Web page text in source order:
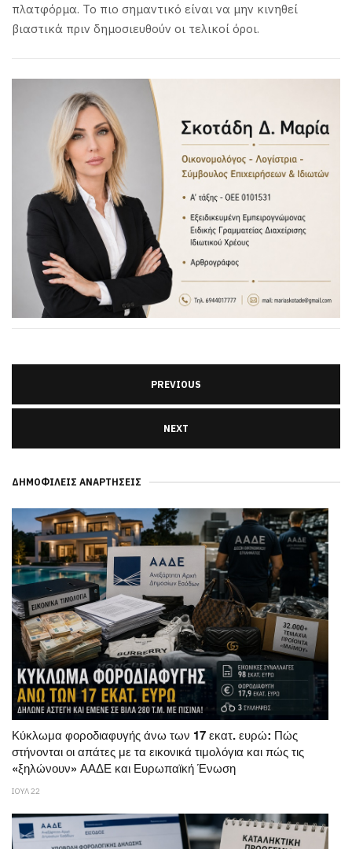
πλατφόρμα. Το πιο σημαντικό είναι να μην κινηθεί
βιαστικά πριν δημοσιευθούν οι τελικοί όροι.
PREVIOUS
NEXT
ΔΗΜΟΦΙΛΕΊΣ ΑΝΑΡΤΉΣΕΙΣ
Κύκλωμα φοροδιαφυγής άνω των 17 εκατ. ευρώ: Πώς
στήνονται οι απάτες με τα εικονικά τιμολόγια και πώς τις
«ξηλώνουν» ΑΑΔΕ και Ευρωπαϊκή Ένωση
ΙΟΥΛ 22